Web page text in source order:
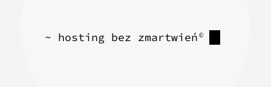
~ hosting bez zmartwień
©